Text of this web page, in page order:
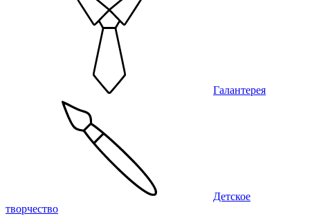
Галантерея
Детское
творчество